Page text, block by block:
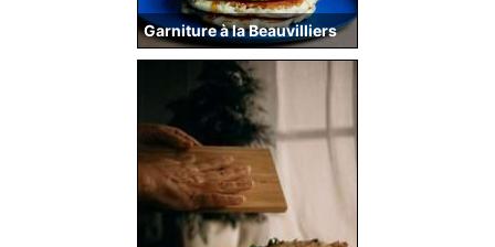
Garniture à la Beauvilliers